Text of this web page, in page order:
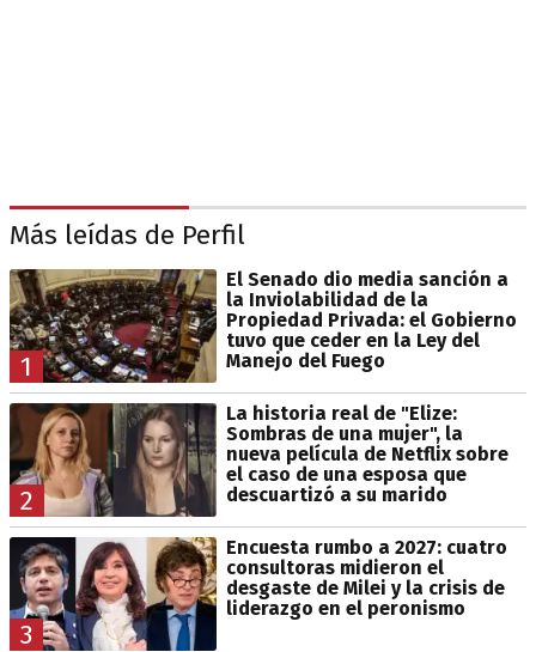
Más leídas de Perfil
1
El Senado dio media sanción a
la Inviolabilidad de la
Propiedad Privada: el Gobierno
tuvo que ceder en la Ley del
Manejo del Fuego
2
La historia real de "Elize:
Sombras de una mujer", la
nueva película de Netflix sobre
el caso de una esposa que
descuartizó a su marido
3
Encuesta rumbo a 2027: cuatro
consultoras midieron el
desgaste de Milei y la crisis de
liderazgo en el peronismo